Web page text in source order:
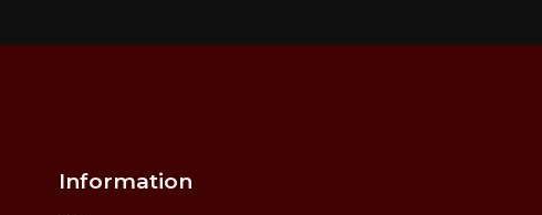
Information